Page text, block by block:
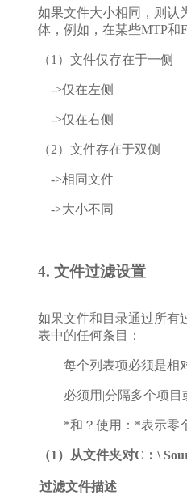
如果文件大小相同，则认
体，例如，在某些MTP和
（1）文件仅存在于一侧
->仅在左侧
->仅在右侧
（2）文件存在于双侧
->相同文件
->大小不同
4. 文件过滤设置
如果文件和目录通过所有
表中的任何条目：
每个列表项必须是相对
必须用|分隔多个项目
*和？使用：*表示零个
（1 ）从文件夹对C ：\
过滤文件描述